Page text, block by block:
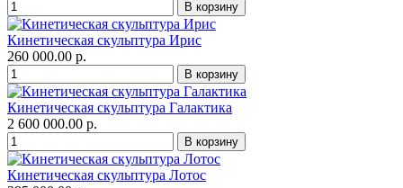
Кинетическая скульптура Ирис
260 000.00 р.
Кинетическая скульптура Галактика
2 600 000.00 р.
Кинетическая скульптура Лотос